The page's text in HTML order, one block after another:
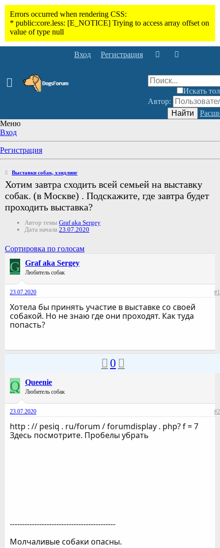
Вход Регистрация
Искать
Автор:
Найти
Меню
Вход
Регистрация
Выставки собак, хэндлинг
Хотим завтра сходить всей семьей на выставку
собак. (в Москве) . Подскажите, где завтра будет
проходить выставка?
Автор темы Graf aka Sergey
Дата начала 23.07.2020
Сортировка по голосам
G Graf aka Sergey
Любитель собак
23.07.2020 #1
Хотела бы принять участие в выставке со своей
собакой. Но не знаю где они проходят. Как туда
попасть?
0
Q Queenie
Любитель собак
23.07.2020 #2
http : // pesiq . ru/forum / forumdisplay . php? f = 7
Здесь посмотрите. Пробелы убрать
-------------------------------------------
Молчаливые собаки опасны.